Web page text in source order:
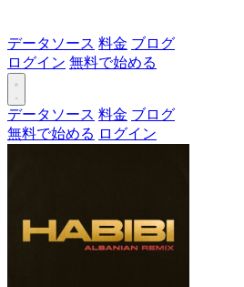
データソース 料金 ブログ
ログイン 無料で始める
データソース 料金 ブログ
無料で始める ログイン